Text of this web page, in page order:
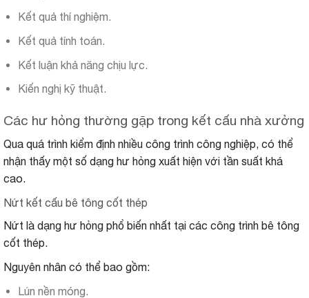
Kết quả thí nghiệm.
Kết quả tính toán.
Kết luận khả năng chịu lực.
Kiến nghị kỹ thuật.
Các hư hỏng thường gặp trong kết cấu nhà xưởng
Qua quá trình kiểm định nhiều công trình công nghiệp, có thể
nhận thấy một số dạng hư hỏng xuất hiện với tần suất khá
cao.
Nứt kết cấu bê tông cốt thép
Nứt là dạng hư hỏng phổ biến nhất tại các công trình bê tông
cốt thép.
Nguyên nhân có thể bao gồm:
Lún nền móng.